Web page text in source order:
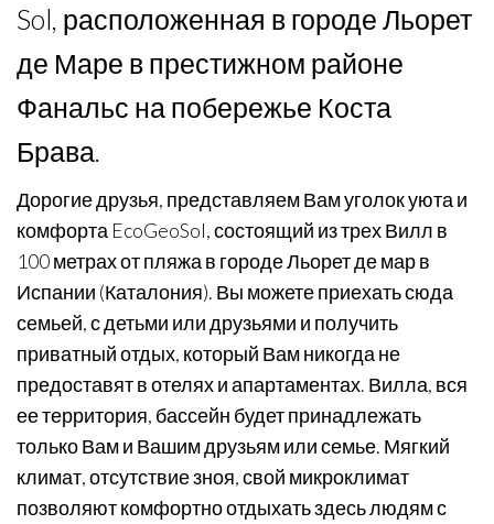
Sol, расположенная в городе Льорет
де Маре в престижном районе
Фанальс на побережье Коста
Брава.
Дорогие друзья, представляем Вам уголок уюта и
комфорта EcoGeoSol, состоящий из трех Вилл в
100 метрах от пляжа в городе Льорет де мар в
Испании (Каталония). Вы можете приехать сюда
семьей, с детьми или друзьями и получить
приватный отдых, который Вам никогда не
предоставят в отелях и апартаментах. Вилла, вся
ее территория, бассейн будет принадлежать
только Вам и Вашим друзьям или семье. Мягкий
климат, отсутствие зноя, свой микроклимат
позволяют комфортно отдыхать здесь людям с